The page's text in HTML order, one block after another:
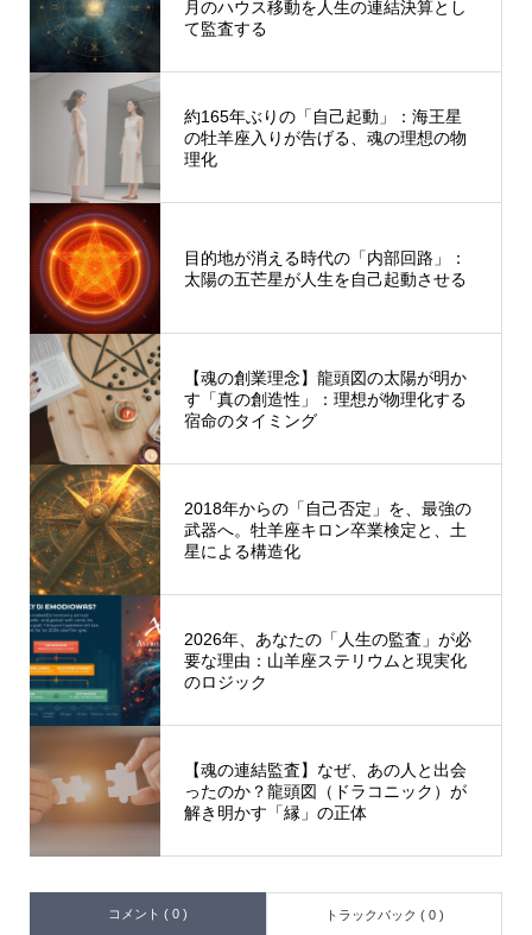
月のハウス移動を人生の連結決算とし
て監査する
約165年ぶりの「自己起動」：海王星
の牡羊座入りが告げる、魂の理想の物
理化
目的地が消える時代の「内部回路」：
太陽の五芒星が人生を自己起動させる
【魂の創業理念】龍頭図の太陽が明か
す「真の創造性」：理想が物理化する
宿命のタイミング
2018年からの「自己否定」を、最強の
武器へ。牡羊座キロン卒業検定と、土
星による構造化
2026年、あなたの「人生の監査」が必
要な理由：山羊座ステリウムと現実化
のロジック
【魂の連結監査】なぜ、あの人と出会
ったのか？龍頭図（ドラコニック）が
解き明かす「縁」の正体
コメント ( 0 ) トラックバック ( 0 )